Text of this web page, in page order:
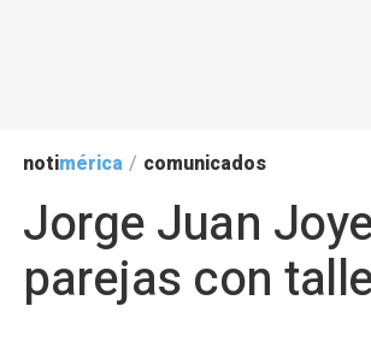
notimérica / comunicados
Jorge Juan
parejas con